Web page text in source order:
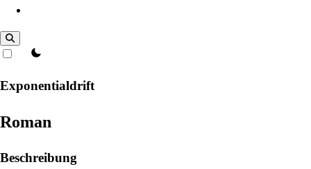
theme switcher
Exponentialdrift
Roman
Beschreibung